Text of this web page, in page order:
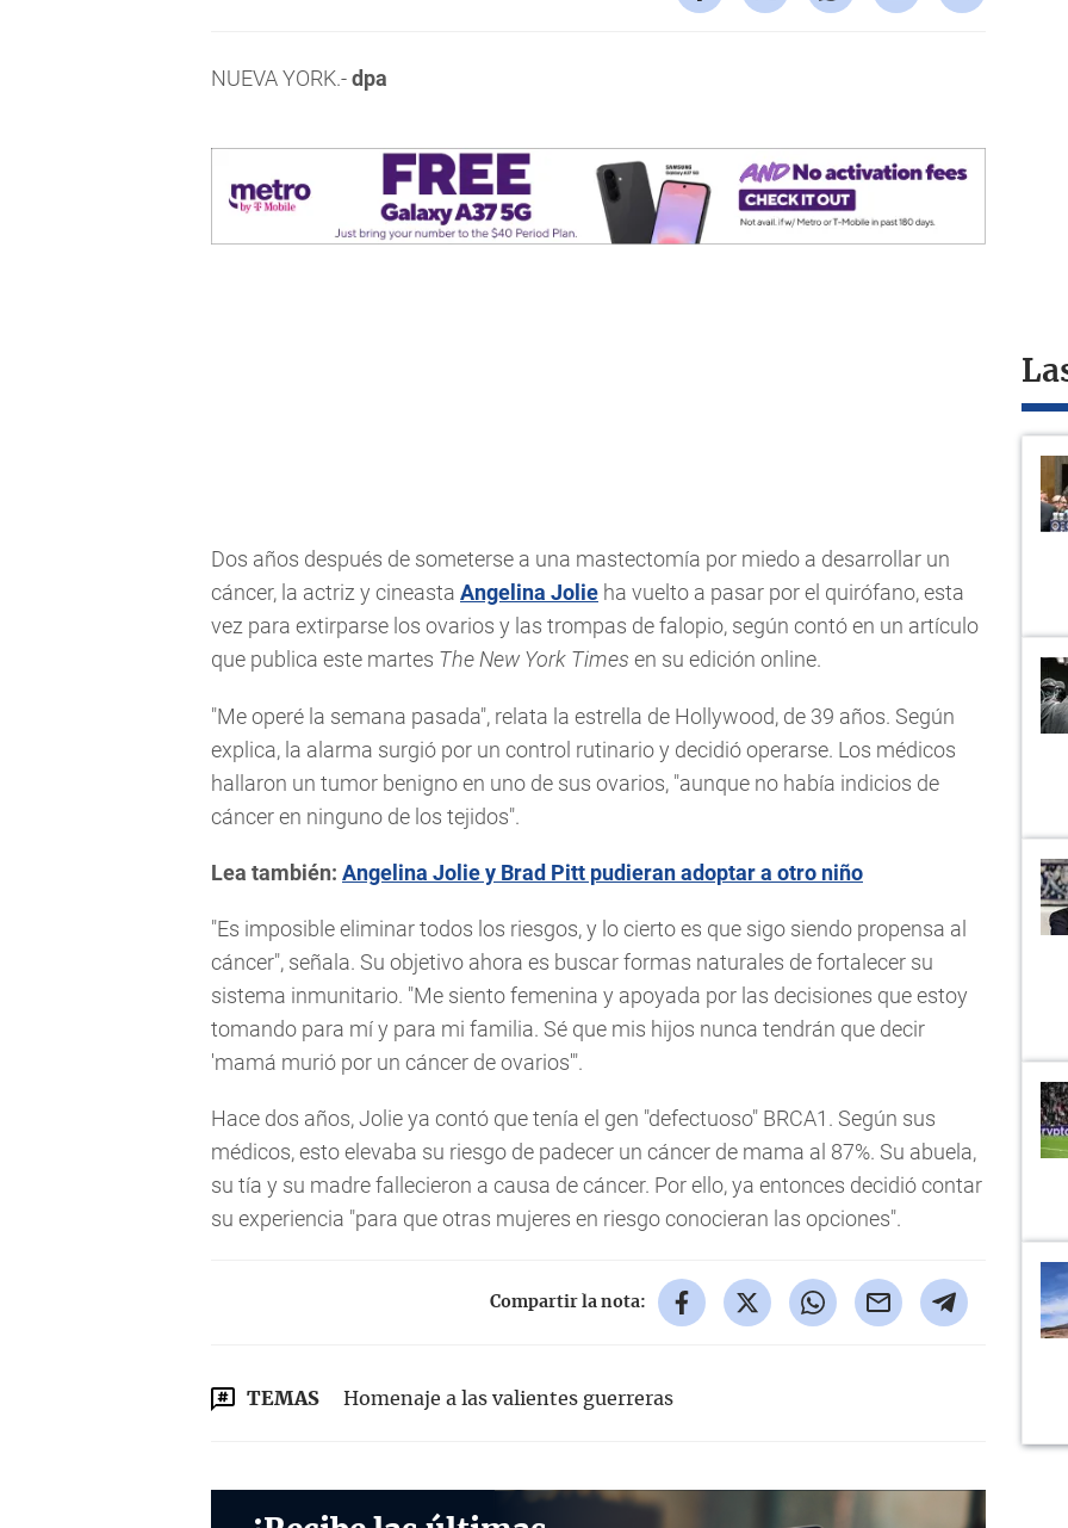
NUEVA YORK.-dpa
Dos años después de someterse a una mastectomía por miedo a desarrollar un
cáncer, la actriz y cineasta Angelina Jolie ha vuelto a pasar por el quirófano, esta
vez para extirparse los ovarios y las trompas de falopio, según contó en un artículo
que publica este martes The New York Times en su edición online.
"Me operé la semana pasada", relata la estrella de Hollywood, de 39 años. Según
explica, la alarma surgió por un control rutinario y decidió operarse. Los médicos
hallaron un tumor benigno en uno de sus ovarios, "aunque no había indicios de
cáncer en ninguno de los tejidos".
Lea también: Angelina Jolie y Brad Pitt pudieran adoptar a otro niño
"Es imposible eliminar todos los riesgos, y lo cierto es que sigo siendo propensa al
cáncer", señala. Su objetivo ahora es buscar formas naturales de fortalecer su
sistema inmunitario. "Me siento femenina y apoyada por las decisiones que estoy
tomando para mí y para mi familia. Sé que mis hijos nunca tendrán que decir
'mamá murió por un cáncer de ovarios'".
Hace dos años, Jolie ya contó que tenía el gen "defectuoso" BRCA1. Según sus
médicos, esto elevaba su riesgo de padecer un cáncer de mama al 87%. Su abuela,
su tía y su madre fallecieron a causa de cáncer. Por ello, ya entonces decidió contar
su experiencia "para que otras mujeres en riesgo conocieran las opciones".
Compartir la nota:
TEMAS Homenaje a las valientes guerreras